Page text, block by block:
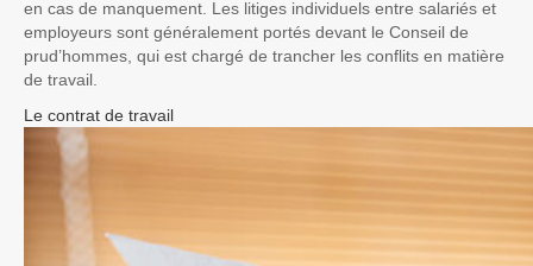
en cas de manquement. Les litiges individuels entre salariés et
employeurs sont généralement portés devant le Conseil de
prud’hommes, qui est chargé de trancher les conflits en matière
de travail.
Le contrat de travail